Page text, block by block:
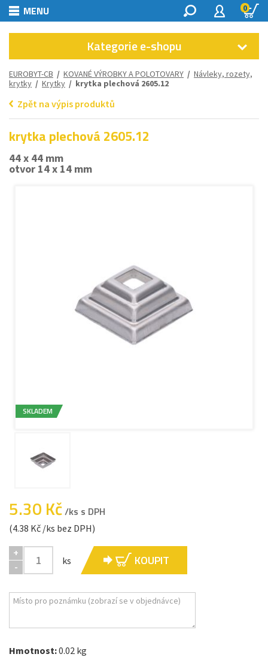
MENU 0
Kategorie e-shopu
EUROBYT-CB / KOVANÉ VÝROBKY A POLOTOVARY / Návleky, rozety,
krytky / Krytky / krytka plechová 2605.12
Zpět na výpis produktů
krytka plechová 2605.12
44 x 44 mm
otvor 14 x 14 mm
SKLADEM
5.30 Kč/ks s DPH
(4.38 Kč /ks bez DPH)
+
-
ks KOUPIT
Hmotnost:0.02 kg